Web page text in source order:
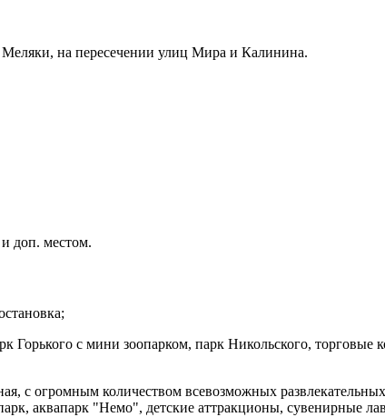
на пересечении улиц Мира и Калинина.
доп. местом.
с мини зоопарком, парк Никольского, торговые
с огромным количеством всевозможных
аквапарк "Немо", детские аттракционы, сувенирные